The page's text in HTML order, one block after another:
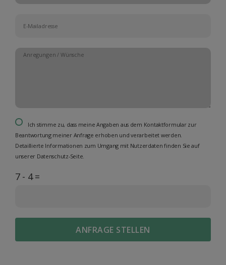
Ich stimme zu, dass meine Angaben aus dem Kontaktformular zur
Beantwortung meiner Anfrage erhoben und verarbeitet werden.
Detaillierte Informationen zum Umgang mit Nutzerdaten finden Sie auf
unserer Datenschutz-Seite.
7 - 4 =
ANFRAGE STELLEN